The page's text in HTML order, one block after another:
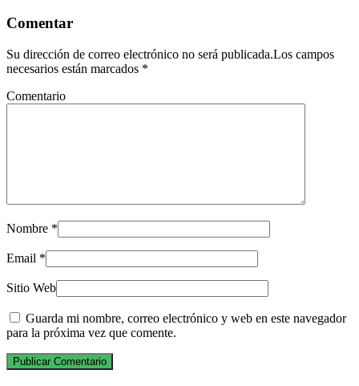
Comentar
Su dirección de correo electrónico no será publicada.Los campos
necesarios están marcados *
Comentario
Nombre *
Email *
Sitio Web
Guarda mi nombre, correo electrónico y web en este navegador
para la próxima vez que comente.